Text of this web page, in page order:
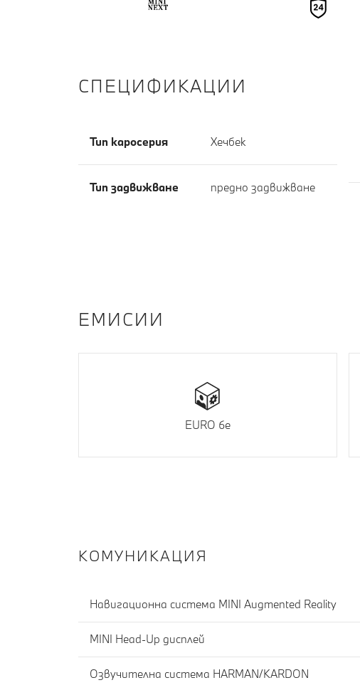
СПЕЦИФИКАЦИИ
Тип каросерия Хечбек
Тип задвижване предно задвижване
EМИСИИ
EURO 6e
КОМУНИКАЦИЯ
Навигационна система MINI Augmented Reality
MINI Head-Up дисплей
Озвучителна система HARMAN/KARDON